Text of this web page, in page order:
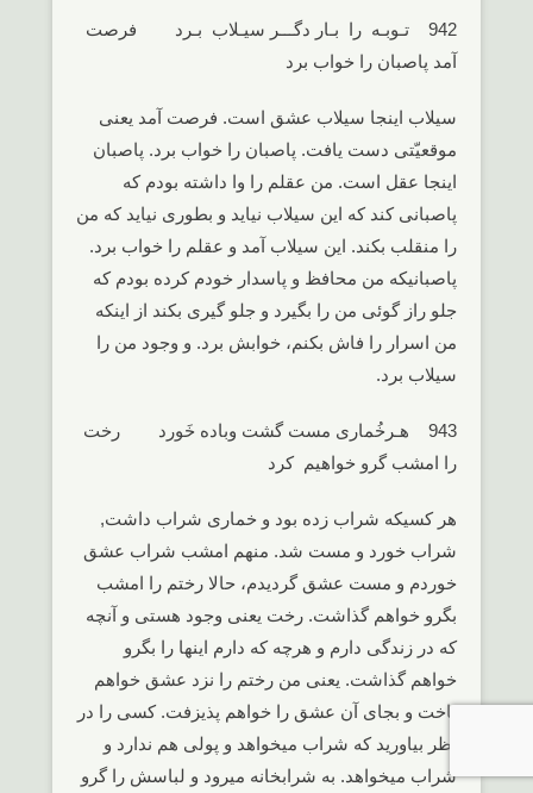
942 تـوبـه را بـار دگـــر سیـلاب بـرد فرصت
آمد پاصبان را خواب برد
سیلاب اینجا سیلاب عشق است. فرصت آمد یعنی
موقعیّتی دست یافت. پاصبان را خواب برد. پاصبان
اینجا عقل است. من عقلم را وا داشته بودم که
پاصبانی کند که این سیلاب نیاید و بطوری نیاید که من
را منقلب بکند. این سیلاب آمد و عقلم را خواب برد.
پاصبانیکه من محافظ و پاسدار خودم کرده بودم که
جلو راز گوئی من را بگیرد و جلو گیری بکند از اینکه
من اسرار را فاش بکنم، خوابش برد. و وجود من را
سیلاب برد.
943 هـرخُماری مست گشت وباده خَورد رخت
را امشب گرو خواهیم کرد
هر کسیکه شراب زده بود و خماری شراب داشت,
شراب خورد و مست شد. منهم امشب شراب عشق
خوردم و مست عشق گردیدم، حالا رختم را امشب
بگرو خواهم گذاشت. رخت یعنی وجود هستی و آنچه
که در زندگی دارم و هرچه که دارم اینها را بگرو
خواهم گذاشت. یعنی من رختم را نزد عشق خواهم
باخت و بجای آن عشق را خواهم پذیزفت. کسی را در
نظر بیاورید که شراب میخواهد و پولی هم ندارد و
شراب میخواهد. به شرابخانه میرود و لباسش را گرو